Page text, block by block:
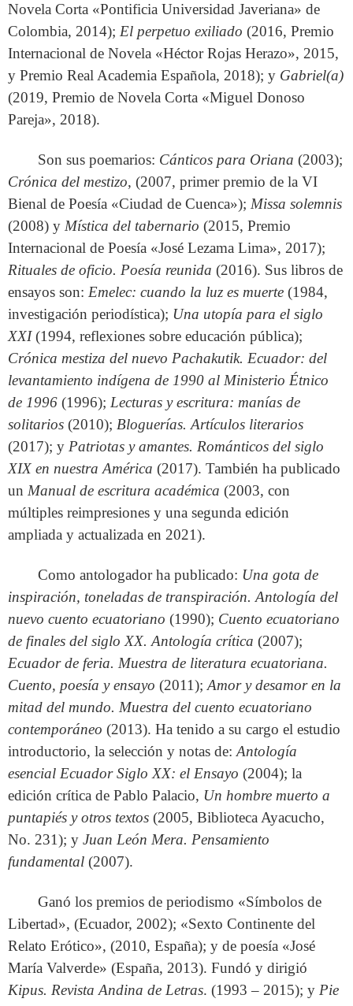
Novela Corta «Pontificia Universidad Javeriana» de
Colombia, 2014); El perpetuo exiliado (2016, Premio
Internacional de Novela «Héctor Rojas Herazo», 2015,
y Premio Real Academia Española, 2018); y Gabriel(a)
(2019, Premio de Novela Corta «Miguel Donoso
Pareja», 2018).
Son sus poemarios: Cánticos para Oriana (2003);
Crónica del mestizo, (2007, primer premio de la VI
Bienal de Poesía «Ciudad de Cuenca»); Missa solemnis
(2008) y Mística del tabernario (2015, Premio
Internacional de Poesía «José Lezama Lima», 2017);
Rituales de oficio. Poesía reunida (2016). Sus libros de
ensayos son: Emelec: cuando la luz es muerte (1984,
investigación periodística); Una utopía para el siglo
XXI(1994, reflexiones sobre educación pública);
Crónica mestiza del nuevo Pachakutik. Ecuador: del
levantamiento indígena de 1990 al Ministerio Étnico
de 1996 (1996); Lecturas y escritura: manías de
solitarios (2010); Bloguerías. Artículos literarios
(2017); y Patriotas y amantes. Románticos del siglo
XIX en nuestra América (2017). También ha publicado
un Manual de escritura académica (2003, con
múltiples reimpresiones y una segunda edición
ampliada y actualizada en 2021).
Como antologador ha publicado: Una gota de
inspiración, toneladas de transpiración. Antología del
nuevo cuento ecuatoriano (1990); Cuento ecuatoriano
de finales del siglo XX. Antología crítica (2007);
Ecuador de feria. Muestra de literatura ecuatoriana.
Cuento, poesía y ensayo (2011);Amor y desamor en la
mitad del mundo. Muestra del cuento ecuatoriano
contemporáneo (2013). Ha tenido a su cargo el estudio
introductorio, la selección y notas de:Antología
esencial Ecuador Siglo XX: el Ensayo (2004); la
edición crítica de Pablo Palacio, Un hombre muerto a
puntapiés y otros textos (2005, Biblioteca Ayacucho,
No. 231); y Juan León Mera. Pensamiento
fundamental (2007).
Ganó los premios de periodismo «Símbolos de
Libertad», (Ecuador, 2002); «Sexto Continente del
Relato Erótico», (2010, España); y de poesía «José
María Valverde» (España, 2013). Fundó y dirigió
Kipus. Revista Andina de Letras. (1993 – 2015); y Pie